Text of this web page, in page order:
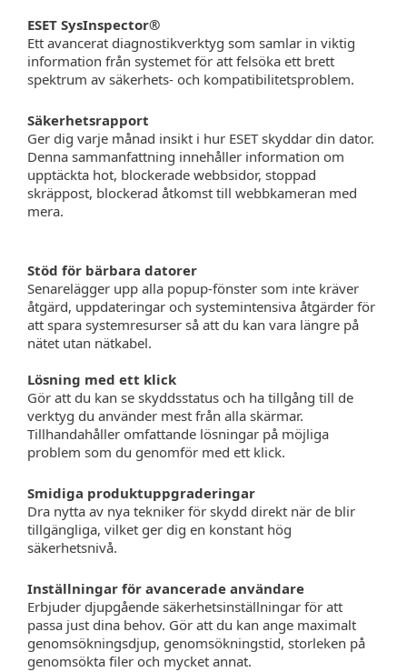
ESET SysInspector®
Ett avancerat diagnostikverktyg som samlar in viktig
information från systemet för att felsöka ett brett
spektrum av säkerhets- och kompatibilitetsproblem.
Säkerhetsrapport
Ger dig varje månad insikt i hur ESET skyddar din dator.
Denna sammanfattning innehåller information om
upptäckta hot, blockerade webbsidor, stoppad
skräppost, blockerad åtkomst till webbkameran med
mera.
Stöd för bärbara datorer
Senarelägger upp alla popup-fönster som inte kräver
åtgärd, uppdateringar och systemintensiva åtgärder för
att spara systemresurser så att du kan vara längre på
nätet utan nätkabel.
Lösning med ett klick
Gör att du kan se skyddsstatus och ha tillgång till de
verktyg du använder mest från alla skärmar.
Tillhandahåller omfattande lösningar på möjliga
problem som du genomför med ett klick.
Smidiga produktuppgraderingar
Dra nytta av nya tekniker för skydd direkt när de blir
tillgängliga, vilket ger dig en konstant hög
säkerhetsnivå.
Inställningar för avancerade användare
Erbjuder djupgående säkerhetsinställningar för att
passa just dina behov. Gör att du kan ange maximalt
genomsökningsdjup, genomsökningstid, storleken på
genomsökta filer och mycket annat.